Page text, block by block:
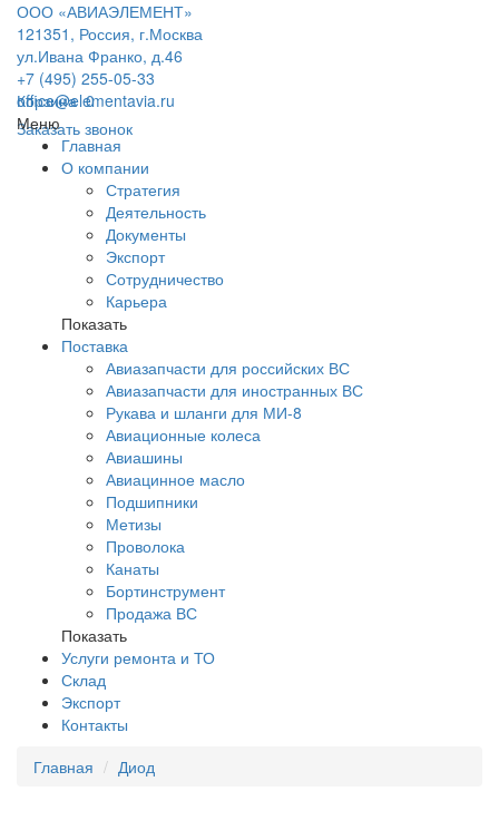
ООО «АВИАЭЛЕМЕНТ»
121351, Россия, г.Москва
ул.Ивана Франко, д.46
+7 (495) 255-05-33
office@elementavia.ru
Заказать звонок
Корзина0
Меню
Главная
О компании
Стратегия
Деятельность
Документы
Экспорт
Сотрудничество
Карьера
Показать
Поставка
Авиазапчасти для российских ВС
Авиазапчасти для иностранных ВС
Рукава и шланги для МИ-8
Авиационные колеса
Авиашины
Авиацинное масло
Подшипники
Метизы
Проволока
Канаты
Бортинструмент
Продажа ВС
Показать
Услуги ремонта и ТО
Склад
Экспорт
Контакты
Главная
Диод